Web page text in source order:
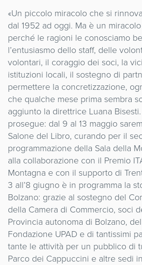
«Un piccolo miracolo che si
dal 1952 ad oggi. Ma è un
perché le ragioni le conosciamo
l’entusiasmo dello staff, delle
volontari, il coraggio dei soci, la
istituzioni locali, il sostegno di
permettere la concretizzazione,
che qualche mese prima sembra
aggiunto la direttrice Luana
prosegue: dal 9 al 13 maggio
Salone del Libro, curando per il
programmazione della Sala della
alla collaborazione con il Premio
Montagna e con il supporto di
3 all’8 giugno è in programma la
Bolzano: grazie al sostegno del
della Camera di Commercio, soci
Provincia autonoma di Bolzano,
Fondazione UPAD e di tantissimi
tante le attività per un pubblico di
Parco dei Cappuccini e altre sedi